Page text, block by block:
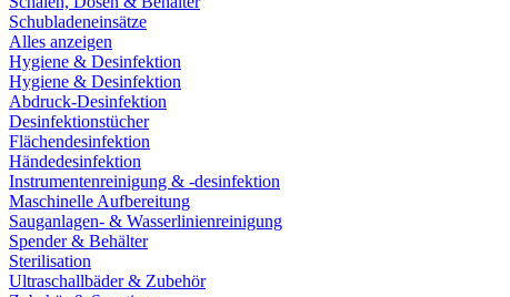
Schubladeneinsätze
Alles anzeigen
Hygiene & Desinfektion
Hygiene & Desinfektion
Abdruck-Desinfektion
Desinfektionstücher
Flächendesinfektion
Händedesinfektion
Instrumentenreinigung & -desinfektion
Maschinelle Aufbereitung
Sauganlagen- & Wasserlinienreinigung
Spender & Behälter
Sterilisation
Ultraschallbäder & Zubehör